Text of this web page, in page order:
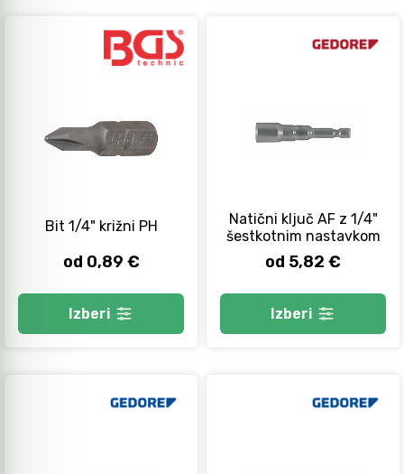
Bit 1/4" križni PH
od 0,89 €
Izberi
Natični ključ AF z 1/4"
šestkotnim nastavkom
od 5,82 €
Izberi